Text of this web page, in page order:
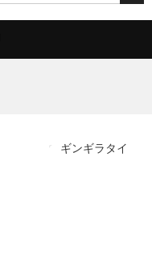
ギンギラタイ